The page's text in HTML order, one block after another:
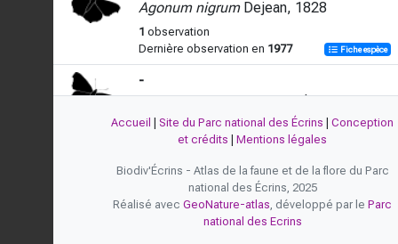
Agonum nigrumDejean, 1828
1 observation
Dernière observation en 1977 Fiche espèce
-
Agonum permoestumPuel, 1938
3observations
Dernière observation en2025
-
Agonum thoreyiDejean, 1828
observation
Accueil Site du Parc national des Écrins
Conception
et crédits
Mentions légales
Biodiv'Écrins - Atlas de la faune et de la flore du Parc
national des Écrins, 2025
Réalisé avec GeoNature-atlas, développé par le Parc
national des Ecrins